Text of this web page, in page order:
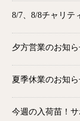
8/7、8/8チャリテ
夕方営業のお知
夏季休業のお知
今週の入荷苗！